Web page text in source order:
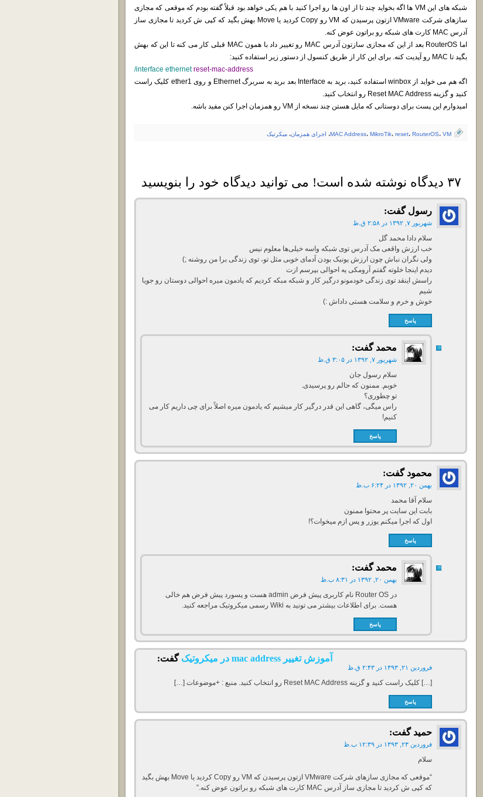
شبکه های این VM ها اگه بخواید چند تا از اون ها رو اجرا کنید با هم یکی خواهد بود قبلاً گفته بودم که موقعی که مجازی
سازهای شرکت VMware ازتون پرسیدن که VM رو Copy کردید یا Move بهش بگید که کپی ش کردید تا مجازی ساز
آدرس MAC کارت های شبکه رو براتون عوض کنه.
اما RouterOS بعد از این که مجازی سازتون آدرس MAC رو تغییر داد با همون MAC قبلی کار می کنه تا این که بهش
بگید تا MAC رو آپدیت کنه. برای این کار از طریق کنسول از دستور زیر استفاده کنید:
/interface ethernetreset-mac-address
اگه هم می خواید از winbox استفاده کنید، برید به Interface بعد برید به سربرگ Ethernet و روی ether1 کلیک راست
کنید و گزینه Reset MAC Address رو انتخاب کنید.
امیدوارم این پست برای دوستانی که مایل هستن چند نسخه از VM رو همزمان اجرا کنن مفید باشه.
MAC Address، MikroTik، reset، RouterOS، VM ، اجرای همزمان، میکرتیک
۳۷ دیدگاه نوشته شده است! می توانید دیدگاه خود را بنویسید
رسول گفت:
شهریور ۷, ۱۳۹۲ در ۲:۵۸ ق.ظ
سلام دادا محمد گل
خب ارزش واقعی مک آدرس توی شبکه واسه خیلی‌ها معلوم نیس
ولی نگران نباش چون ارزش یونیک بودن آدمای خوبی مثل تو، توی زندگی برا من روشنه ;‌)
دیدم اینجا خلوته گفتم آرومکی یه احوالی بپرسم ازت
راسش اینقد توی زندگی خودمونو درگیر کار و شبکه مبکه کردیم که یادمون میره احوالی دوستان رو جویا
شیم
خوش و خرم و سلامت هستی داداش :‌)
پاسخ
محمد گفت:
شهریور ۷, ۱۳۹۲ در ۳:۰۵ ق.ظ
سلام رسول جان
خوبم. ممنون که حالم رو پرسیدی.
تو چطوری؟
راس میگی، گاهی این قدر درگیر کار میشیم که یادمون میره اصلاً برای چی داریم کار می
کنیم!
پاسخ
محمود گفت:
بهمن ۲۰, ۱۳۹۲ در ۶:۲۴ ب.ظ
سلام آقا محمد
بابت این سایت پر محتوا ممنون
اول که اجرا میکنم یوزر و پس ازم میخوات؟!
پاسخ
محمد گفت:
بهمن ۲۰, ۱۳۹۲ در ۸:۳۱ ب.ظ
در Router OS نام کاربری پیش فرض admin هست و پسورد پیش فرض هم خالی
هست. برای اطلاعات بیشتر می تونید به Wiki رسمی میکروتیک مراجعه کنید.
پاسخ
آموزش تغییر mac address در میکروتیک گفت:
فروردین ۲۱, ۱۳۹۳ در ۲:۴۳ ق.ظ
[…] کلیک راست کنید و گزینه Reset MAC Address رو انتخاب کنید. منبع : +موضوعات […]
پاسخ
حمید گفت:
فروردین ۲۳, ۱۳۹۳ در ۱۲:۳۹ ب.ظ
سلام
“موقعی که مجازی سازهای شرکت VMware ازتون پرسیدن که VM رو Copy کردید یا Move بهش بگید
که کپی ش کردید تا مجازی ساز آدرس MAC کارت های شبکه رو براتون عوض کنه.”